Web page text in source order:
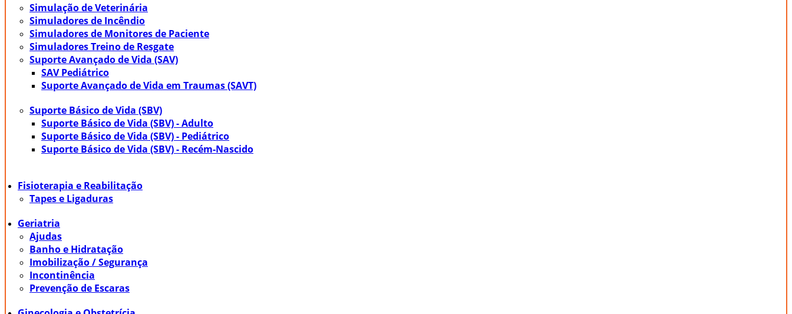
Simulação de Veterinária
Simuladores de Incêndio
Simuladores de Monitores de Paciente
Simuladores Treino de Resgate
Suporte Avançado de Vida (SAV)
SAV Pediátrico
Suporte Avançado de Vida em Traumas (SAVT)
Suporte Básico de Vida (SBV)
Suporte Básico de Vida (SBV) - Adulto
Suporte Básico de Vida (SBV) - Pediátrico
Suporte Básico de Vida (SBV) - Recém-Nascido
Fisioterapia e Reabilitação
Tapes e Ligaduras
Geriatria
Ajudas
Banho e Hidratação
Imobilização / Segurança
Incontinência
Prevenção de Escaras